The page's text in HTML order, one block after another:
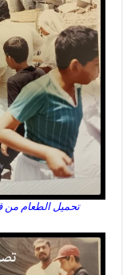
تحميل الطعام من